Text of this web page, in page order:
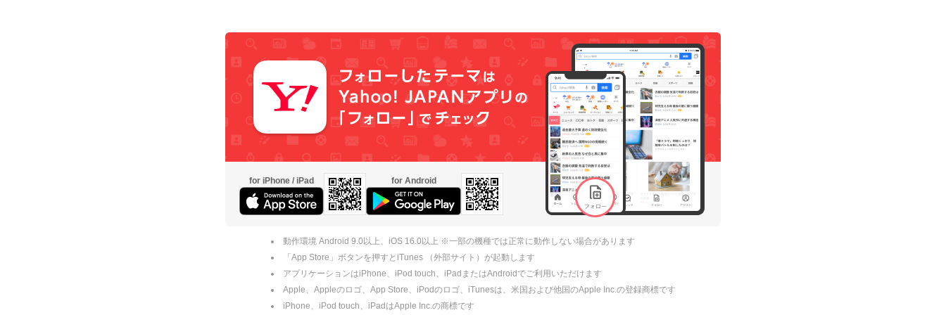
for iPhone / iPad for Android
動作環境 Android 9.0以上、iOS 16.0以上 ※一部の機種では正常に動作しない場合があります
「App Store」ボタンを押すとiTunes （外部サイト）が起動します
アプリケーションはiPhone、iPod touch、iPadまたはAndroidでご利用いただけます
Apple、Appleのロゴ、App Store、iPodのロゴ、iTunesは、米国および他国のApple Inc.の登録商標です
iPhone、iPod touch、iPadはApple Inc.の商標です